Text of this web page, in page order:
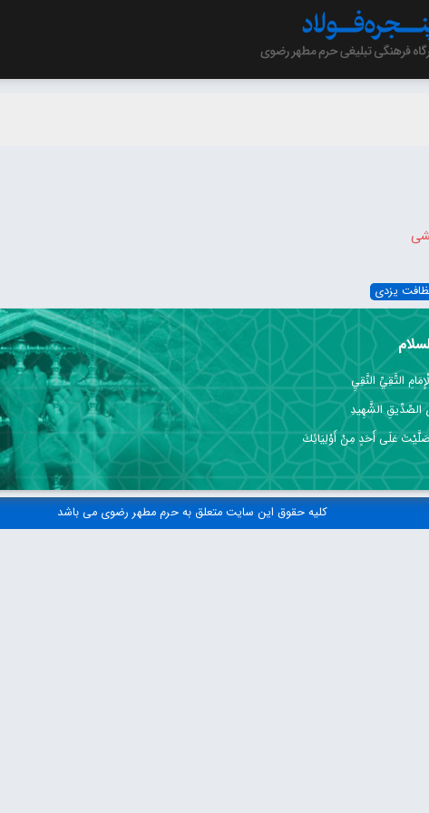
یزدی
التَّقِيِّ النَّقِيِ
الشَّهِيدِ
صَلَّيْتَ عَلَى أَحَدٍ مِنْ أَوْلِيَائِكَ
کلیه حقوق این سایت متعلق به حرم مطهر رضوی می باشد